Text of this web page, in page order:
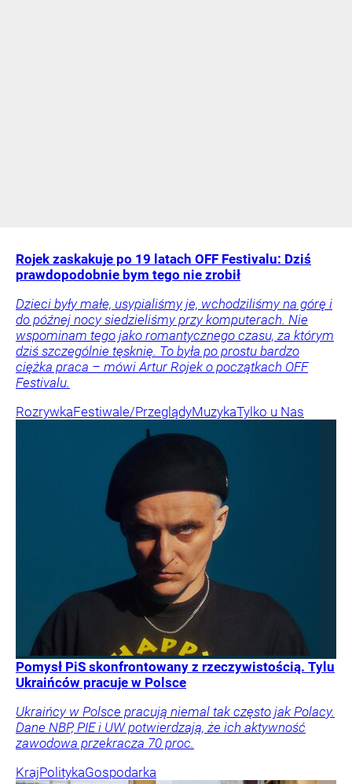
Rojek zaskakuje po 19 latach OFF Festivalu: Dziś
prawdopodobnie bym tego nie zrobił
Dzieci były małe, usypialiśmy je, wchodziliśmy na górę i
do późnej nocy siedzieliśmy przy komputerach. Nie
wspominam tego jako romantycznego czasu, za którym
dziś szczególnie tęsknię. To była po prostu bardzo
ciężka praca – mówi Artur Rojek o początkach OFF
Festivalu.
RozrywkaFestiwale/PrzeglądyMuzykaTylko u Nas
Pomysł PiS skonfrontowany z rzeczywistością. Tylu
Ukraińców pracuje w Polsce
Ukraińcy w Polsce pracują niemal tak często jak Polacy.
Dane NBP, PIE i UW potwierdzają, że ich aktywność
zawodowa przekracza 70 proc.
KrajPolitykaGospodarka